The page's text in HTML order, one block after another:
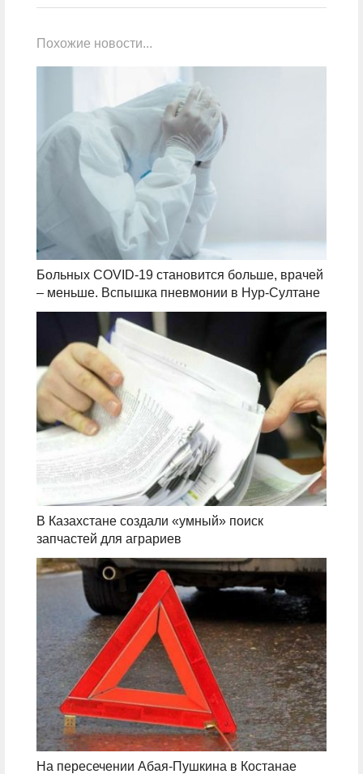
Похожие новости...
Больных COVID-19 становится больше, врачей
– меньше. Вспышка пневмонии в Нур-Султане
В Казахстане создали «умный» поиск
запчастей для аграриев
На пересечении Абая-Пушкина в Костанае